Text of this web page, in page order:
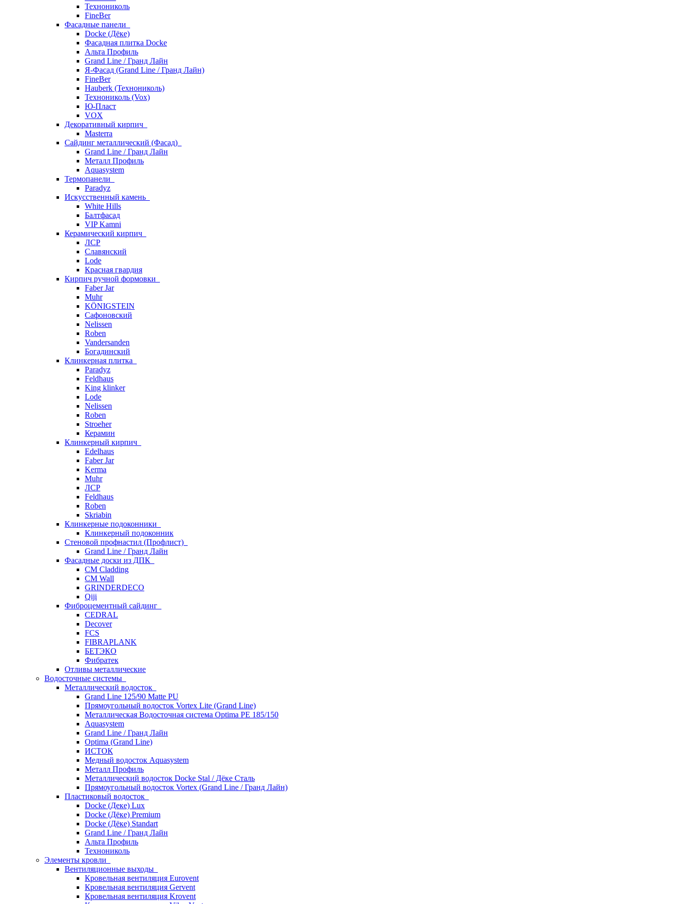
Технониколь
FineBer
Фасадные панели
Docke (Дёке)
Фасадная плитка Docke
Альта Профиль
Grand Line / Гранд Лайн
Я-Фасад (Grand Line / Гранд Лайн)
FineBer
Hauberk (Технониколь)
Технониколь (Vox)
Ю-Пласт
VOX
Декоративный кирпич
Masterra
Сайдинг металлический (Фасад)
Grand Line / Гранд Лайн
Металл Профиль
Aquasystem
Термопанели
Paradyz
Искусственный камень
White Hills
Балтфасад
VIP Kamni
Керамический кирпич
ЛСР
Славянский
Lode
Красная гвардия
Кирпич ручной формовки
Faber Jar
Muhr
KÖNIGSTEIN
Сафоновский
Nelissen
Roben
Vandersanden
Богадинский
Клинкерная плитка
Paradyz
Feldhaus
King klinker
Lode
Nelissen
Roben
Stroeher
Керамин
Клинкерный кирпич
Edelhaus
Faber Jar
Kerma
Muhr
ЛСР
Feldhaus
Roben
Skriabin
Клинкерные подоконники
Клинкерный подоконник
Стеновой профнастил (Профлист)
Grand Line / Гранд Лайн
Фасадные доски из ДПК
CM Cladding
CM Wall
GRINDERDECO
Qiji
Фиброцементный сайдинг
CEDRAL
Decover
FCS
FIBRAPLANK
БЕТЭКО
Фибратек
Отливы металлические
Водосточные системы
Металлический водосток
Grand Line 125/90 Matte PU
Прямоугольный водосток Vortex Lite (Grand Line)
Металлическая Водосточная система Optima PE 185/150
Aquasystem
Grand Line / Гранд Лайн
Optima (Grand Line)
ИСТОК
Медный водосток Aquasystem
Металл Профиль
Металлический водосток Docke Stal / Дёке Сталь
Прямоугольный водосток Vortex (Grand Line / Гранд Лайн)
Пластиковый водосток
Docke (Деке) Lux
Docke (Дёке) Premium
Docke (Дёке) Standart
Grand Line / Гранд Лайн
Альта Профиль
Технониколь
Элементы кровли
Вентиляционные выходы
Кровельная вентиляция Eurovent
Кровельная вентиляция Gervent
Кровельная вентиляция Krovent